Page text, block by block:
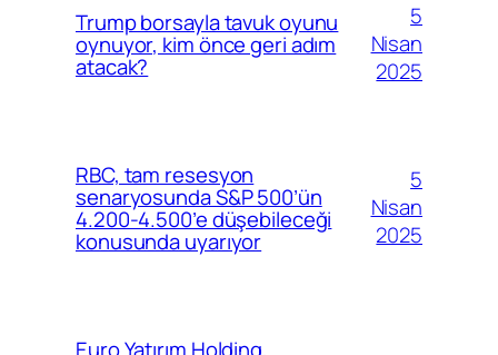
Trump borsayla tavuk oyunu
oynuyor, kim önce geri adım
atacak?
5
Nisan
2025
RBC, tam resesyon
senaryosunda S&P 500’ün
4.200-4.500’e düşebileceği
konusunda uyarıyor
5
Nisan
2025